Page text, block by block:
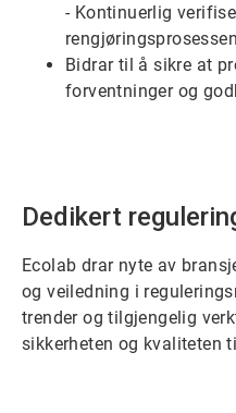
- Kontinuerlig
rengjøringsprosessen
Bidrar til å sikre at
forventninger og
Dedikert
Ecolab drar nyte av
og veiledning i
trender og tilgjengelig
sikkerheten og kvaliteten